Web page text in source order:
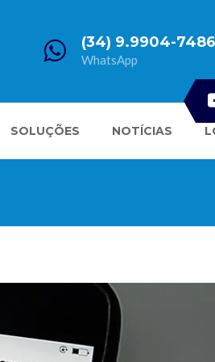
(34) 9.9904-7486
WhatsApp
SOLUÇÕES NOTÍCIAS